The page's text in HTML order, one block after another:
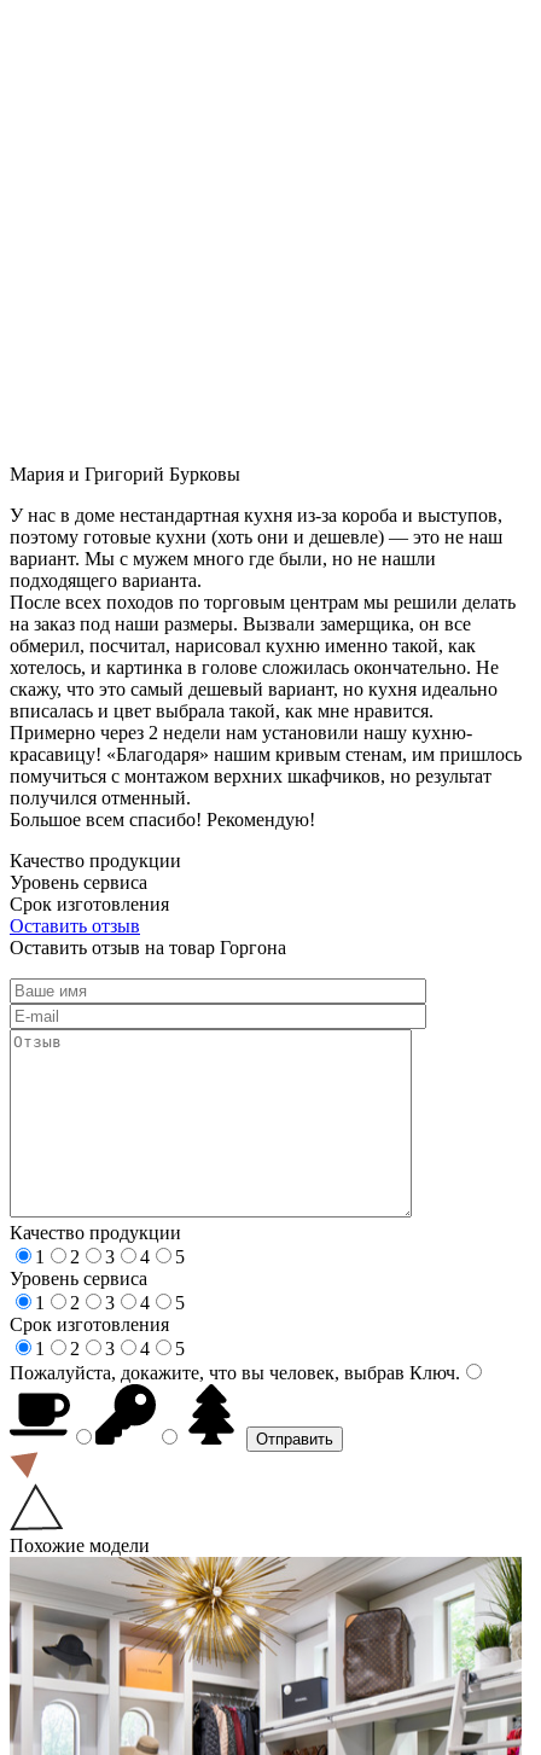
Мария и Григорий Бурковы
У нас в доме нестандартная кухня из-за короба и выступов,
поэтому готовые кухни (хоть они и дешевле) — это не наш
вариант. Мы с мужем много где были, но не нашли
подходящего варианта.
После всех походов по торговым центрам мы решили делать
на заказ под наши размеры. Вызвали замерщика, он все
обмерил, посчитал, нарисовал кухню именно такой, как
хотелось, и картинка в голове сложилась окончательно. Не
скажу, что это самый дешевый вариант, но кухня идеально
вписалась и цвет выбрала такой, как мне нравится.
Примерно через 2 недели нам установили нашу кухню-
красавицу! «Благодаря» нашим кривым стенам, им пришлось
помучиться с монтажом верхних шкафчиков, но результат
получился отменный.
Большое всем спасибо! Рекомендую!
Качество продукции
Уровень сервиса
Срок изготовления
Оставить отзыв
Оставить отзыв на товар Горгона
Качество продукции
1
2 3 4
5
Уровень сервиса
1
2 3 4
5
Срок изготовления
1
2 3 4
5
Пожалуйста, докажите, что вы человек, выбрав Ключ.
Похожие модели